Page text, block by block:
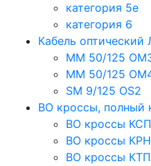
категория 5e
категория 6
Кабель
MM 50/125
MM 50/125
SM 9/125 OS2
ВО кроссы, полный
ВО кроссы
ВО кроссы
ВО кроссы